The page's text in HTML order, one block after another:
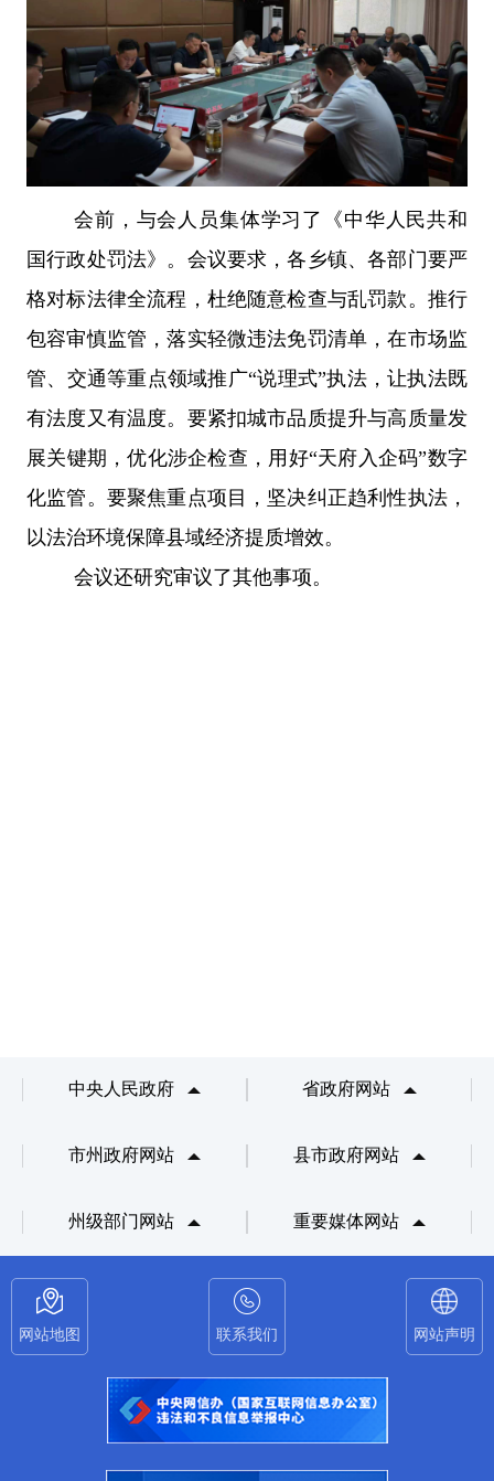
会前，与会人员集体学习了《中华人民共和
国行政处罚法》。 会议要求，各乡镇、各部门要严
格对标法律全流程，杜绝随意检查与乱罚款。推行
包容审慎监管，落实轻微违法免罚清单，在市场监
管、交通等重点领域推广“说理式”执法，让执法既
有法度又有温度。要紧扣城市品质提升与高质量发
展关键期，优化涉企检查，用好“天府入企码”数字
化监管。要聚焦重点项目，坚决纠正趋利性执法，
以法治环境保障县域经济提质增效。
会议还研究审议了其他事项。
中央人民政府 省政府网站
市州政府网站 县市政府网站
州级部门网站 重要媒体网站
网站地图 联系我们 网站声明